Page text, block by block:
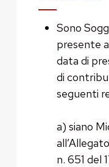
Sono
presente
data di
di
seguenti
a) siano
n. 651 del